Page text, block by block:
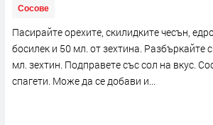
Сосове
Пасирайте орехите, скилидките чесън,
босилек и 50 мл. от зехтина. Разбъркайте
мл. зехтин. Подправете със сол на вкус.
спагети. Може да се добави и...